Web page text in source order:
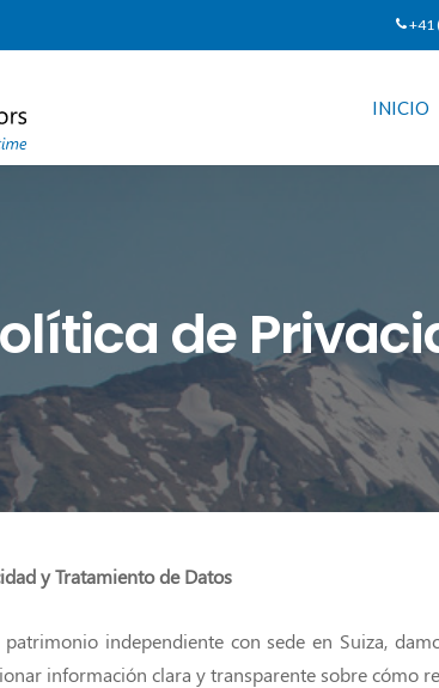
+41
INICIO
de
y Tratamiento de Datos
independiente con sede en Suiza,
información clara y transparente sobre cómo